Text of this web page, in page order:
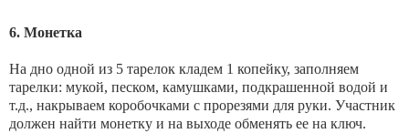
6. Монетка
На дно одной из 5 тарелок кладем 1 копейку, заполняем
тарелки: мукой, песком, камушками, подкрашенной водой и
т.д., накрываем коробочками с прорезями для руки. Участник
должен найти монетку и на выходе обменять ее на ключ.